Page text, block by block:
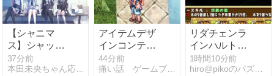
【シャニマ
ス】シャッフ
ルユニット
【No 1 feel
37分前
本田未央ちゃん応援まとめ速報
アイテムデザ
インコンテス
ト募集開始で
す！
44分前
痛い話 ゲームブログ
リダチェンラ
インハルトパ
ーティーでコ
ードギアスコ
1時間10分前
hiro@pikoのパズドラ覚書